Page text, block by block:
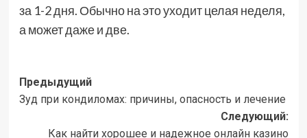
за 1-2 дня. Обычно на это уходит целая неделя,
а может даже и две.
Навигация
записи
Предыдущий
Зуд при кондиломах: причины, опасность и лечение
Следующий:
Как найти хорошее и надежное онлайн казино